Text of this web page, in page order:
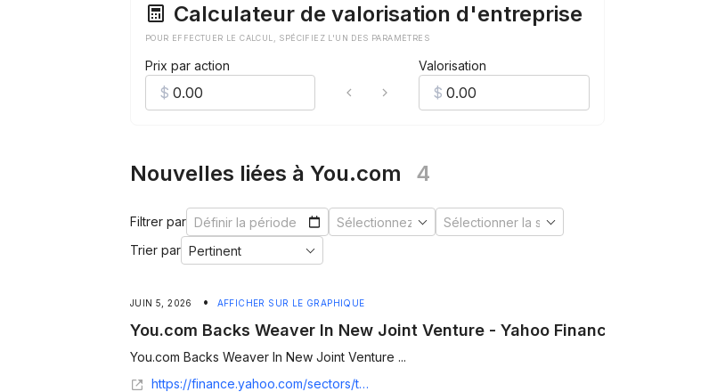
Calculateur de valorisation d'entreprise
POUR EFFECTUER LE CALCUL, SPÉCIFIEZ L'UN DES PARAMÈTRES
Prix par action Valorisation
Nouvelles liées à You.com 4
Filtrer par
Trier par
JUIN 5, 2026 • AFFICHER SUR LE GRAPHIQUE
You.com Backs Weaver In New Joint Venture - Yahoo Finance
You.com Backs Weaver In New Joint Venture ...
https://finance.yahoo.com/sectors/technology/articles/com-backs-weaver-joint-venture-163100957.html